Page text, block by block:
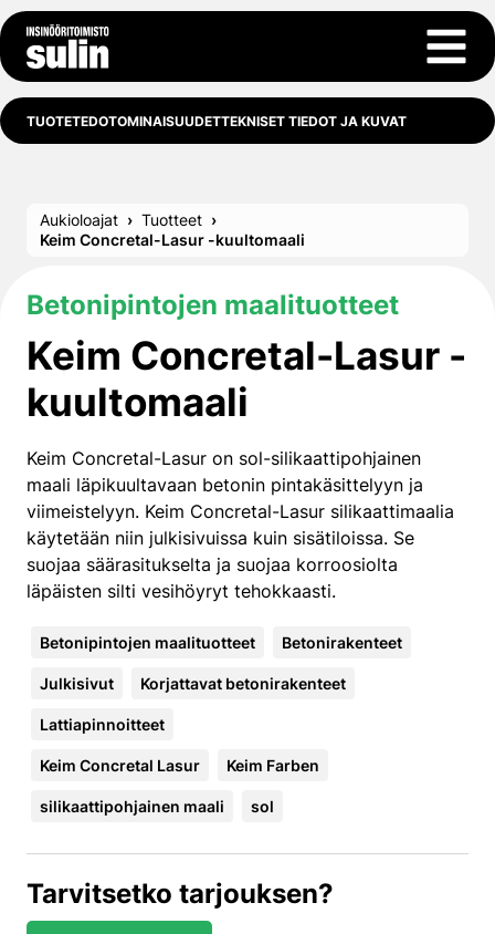
Siirry sisältöön
Avaa
TUOTETEDOTOMINAISUUDETTEKNISET TIEDOT JA KUVAT
Aukioloajat
Tuotteet
Keim Concretal-Lasur -kuultomaali
Betonipintojen maalituotteet
Keim Concretal-Lasur -
kuultomaali
Keim Concretal-Lasur on sol-silikaattipohjainen
maali läpikuultavaan betonin pintakäsittelyyn ja
viimeistelyyn. Keim Concretal-Lasur silikaattimaalia
käytetään niin julkisivuissa kuin sisätiloissa. Se
suojaa säärasitukselta ja suojaa korroosiolta
läpäisten silti vesihöyryt tehokkaasti.
Betonipintojen maalituotteet Betonirakenteet
Julkisivut Korjattavat betonirakenteet
Lattiapinnoitteet
Keim Concretal Lasur Keim Farben
silikaattipohjainen maali sol
Tarvitsetko tarjouksen?